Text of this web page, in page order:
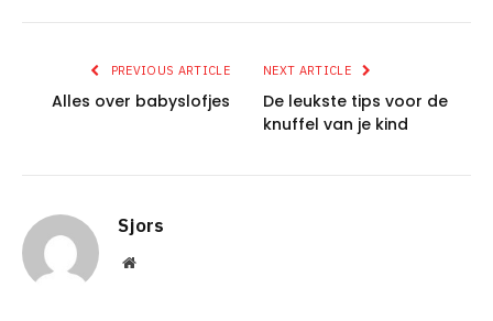
PREVIOUS ARTICLE
Alles over babyslofjes
NEXT ARTICLE
De leukste tips voor de
knuffel van je kind
Sjors
Website